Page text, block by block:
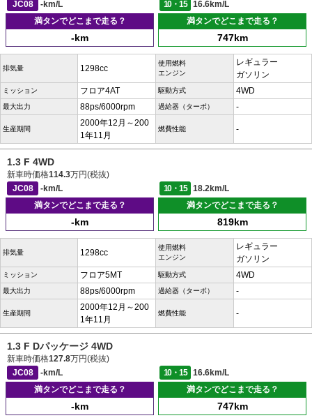
JC08 -km/L 10・15
16.6km/L
満タンでどこまで走る？
-km
満タンでどこまで走る？
747km
排気量 1298cc
使用燃料
エンジン
レギュラー
ガソリン
ミッション フロア4AT 駆動方式 4WD
最大出力 88ps/6000rpm 過給器（ターボ） -
生産期間
2000年12月～200
1年11月
燃費性能 -
1.3 F 4WD
新車時価格114.3万円(税抜)
JC08
-km/L 10・15
18.2km/L
満タンでどこまで走る？
-km
満タンでどこまで走る？
819km
排気量 1298cc
使用燃料
エンジン
レギュラー
ガソリン
ミッション フロア5MT 駆動方式 4WD
最大出力 88ps/6000rpm 過給器（ターボ） -
生産期間
2000年12月～200
1年11月
燃費性能 -
1.3 F Dパッケージ 4WD
新車時価格127.8万円(税抜)
JC08
-km/L 10・15
16.6km/L
満タンでどこまで走る？
-km
満タンでどこまで走る？
747km